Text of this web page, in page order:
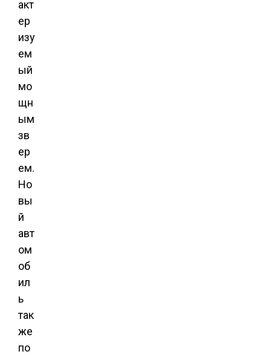
акт
ер
изу
ем
ый
мо
щн
ым
зв
ер
ем.
Но
вы
й
авт
ом
об
ил
ь
так
же
по